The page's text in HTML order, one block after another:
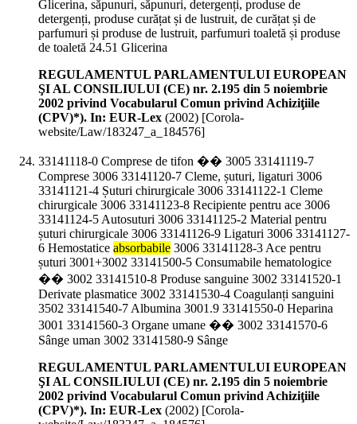
Glicerina, săpunuri, săpunuri, detergenți, produse de
detergenți, produse curățat și de lustruit, de curățat și de
parfumuri și produse de lustruit, parfumuri toaletă și produse
de toaletă 24.51 Glicerina
REGULAMENTUL PARLAMENTULUI EUROPEAN
ŞI AL CONSILIULUI (CE) nr. 2.195 din 5 noiembrie
2002 privind Vocabularul Comun privind Achiziţiile
(CPV)*). In: EUR-Lex (2002) [Corola-
website/Law/183247_a_184576]
33141118-0 Comprese de tifon �� 3005 33141119-7
Comprese 3006 33141120-7 Cleme, șuturi, ligaturi 3006
33141121-4 Șuturi chirurgicale 3006 33141122-1 Cleme
chirurgicale 3006 33141123-8 Recipiente pentru ace 3006
33141124-5 Autosuturi 3006 33141125-2 Material pentru
șuturi chirurgicale 3006 33141126-9 Ligaturi 3006 33141127-
6 Hemostatice absorbabile 3006 33141128-3 Ace pentru
șuturi 3001+3002 33141500-5 Consumabile hematologice
�� 3002 33141510-8 Produse sanguine 3002 33141520-1
Derivate plasmatice 3002 33141530-4 Coagulanți sanguini
3502 33141540-7 Albumina 3001.9 33141550-0 Heparina
3001 33141560-3 Organe umane �� 3002 33141570-6
Sânge uman 3002 33141580-9 Sânge
REGULAMENTUL PARLAMENTULUI EUROPEAN
ŞI AL CONSILIULUI (CE) nr. 2.195 din 5 noiembrie
2002 privind Vocabularul Comun privind Achiziţiile
(CPV)*). In: EUR-Lex (2002) [Corola-